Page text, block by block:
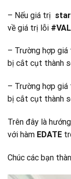
– Nếu giá trị
về giá trị lỗi
– Trường hợp giá
bị cắt cụt thành
– Trường hợp giá
bị cắt cụt thành
Trên đây là
với hàm EDATE
Chúc các bạn